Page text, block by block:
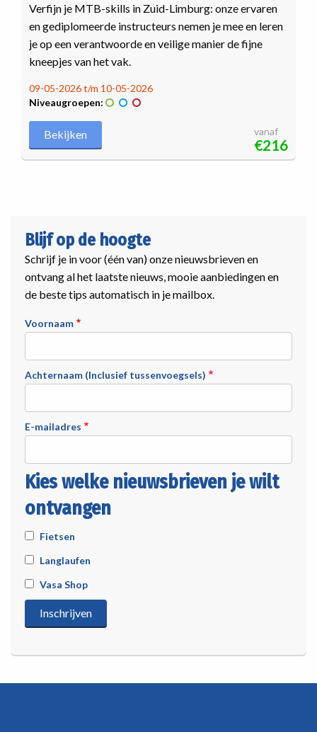
Verfijn je MTB-skills in Zuid-Limburg: onze ervaren
en gediplomeerde instructeurs nemen je mee en leren
je op een verantwoorde en veilige manier de fijne
kneepjes van het vak.
09-05-2026 t/m 10-05-2026
Niveaugroepen:
Bekijken vanaf
€216
Blijf op de hoogte
Schrijf je in voor (één van) onze nieuwsbrieven en
ontvang al het laatste nieuws, mooie aanbiedingen en
de beste tips automatisch in je mailbox.
Voornaam
Achternaam (Inclusief tussenvoegsels)
E-mailadres
Kies welke nieuwsbrieven je wilt
ontvangen
Fietsen
Langlaufen
Vasa Shop